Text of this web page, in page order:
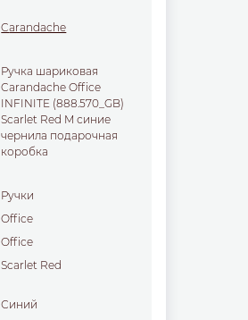
Carandache
Ручка шариковая
Carandache Office
INFINITE (888.570_GB)
Scarlet Red M синие
чернила подарочная
коробка
ручки
Office
Office
Scarlet Red
синий